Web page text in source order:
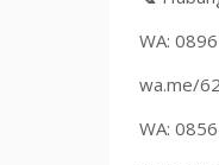
WA:
wa.me/
WA: